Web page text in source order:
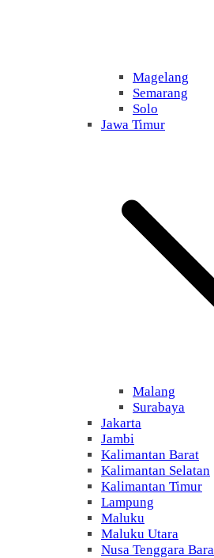
Magelang
Semarang
Solo
Jawa Timur
Malang
Surabaya
Jakarta
Jambi
Kalimantan Barat
Kalimantan Selatan
Kalimantan Timur
Lampung
Maluku
Maluku Utara
Nusa Tenggara